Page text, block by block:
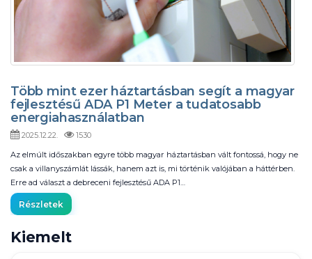
Több mint ezer háztartásban segít a magyar
fejlesztésű ADA P1 Meter a tudatosabb
energiahasználatban
2025.12.22.
1530
Az elmúlt időszakban egyre több magyar háztartásban vált fontossá, hogy ne
csak a villanyszámlát lássák, hanem azt is, mi történik valójában a háttérben.
Erre ad választ a debreceni fejlesztésű ADA P1…
Részletek
Kiemelt